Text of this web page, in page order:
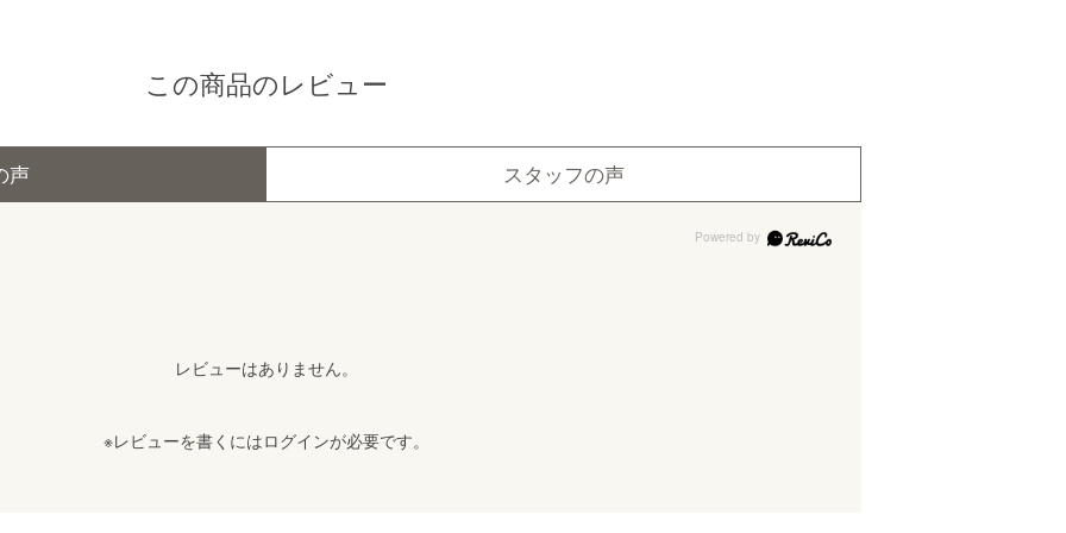
この商品のレビュー
声 スタッフの声
レビューはありません。
※レビューを書くにはログインが必要です。